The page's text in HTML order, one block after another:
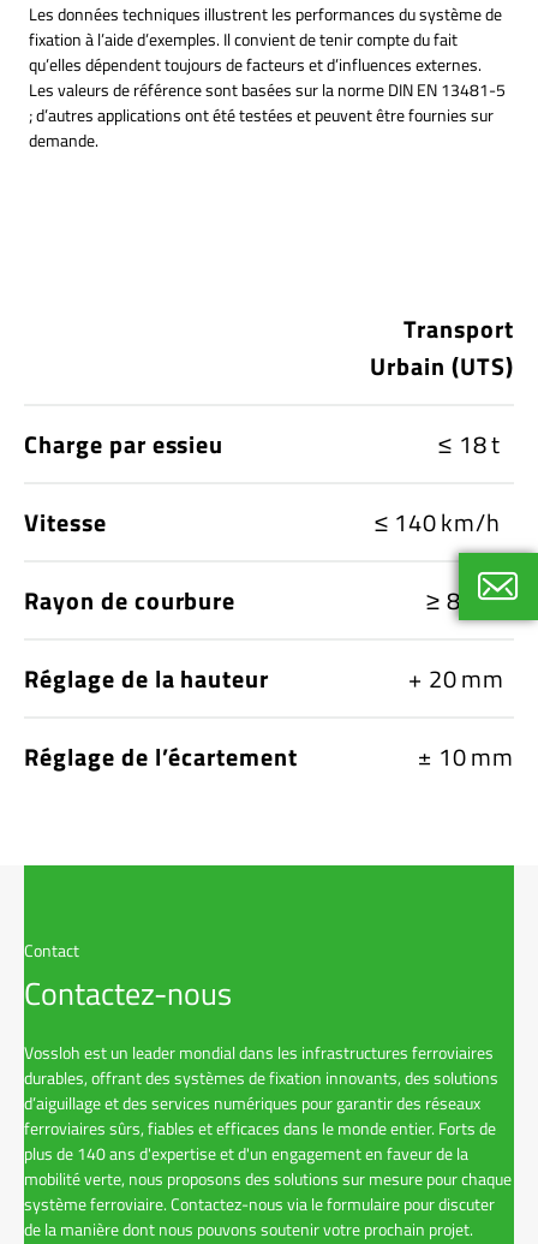
Les données techniques illustrent les performances du système de
fixation à l’aide d’exemples. Il convient de tenir compte du fait
qu’elles dépendent toujours de facteurs et d’influences externes.
Les valeurs de référence sont basées sur la norme DIN EN 13481-5
; d’autres applications ont été testées et peuvent être fournies sur
demande.
Transport
Urbain (UTS)
Charge par essieu ≤ 18 t
Vitesse ≤ 140 km/h
Rayon de courbure ≥ 80 m
Réglage de la hauteur + 20 mm
Réglage de l’écartement ± 10 mm
Tim
+49
Contact
Contactez-nous
Vossloh est un leader mondial dans les infrastructures ferroviaires
durables, offrant des systèmes de fixation innovants, des solutions
d’aiguillage et des services numériques pour garantir des réseaux
ferroviaires sûrs, fiables et efficaces dans le monde entier. Forts de
plus de 140 ans d'expertise et d'un engagement en faveur de la
mobilité verte, nous proposons des solutions sur mesure pour chaque
système ferroviaire. Contactez-nous via le formulaire pour discuter
de la manière dont nous pouvons soutenir votre prochain projet.